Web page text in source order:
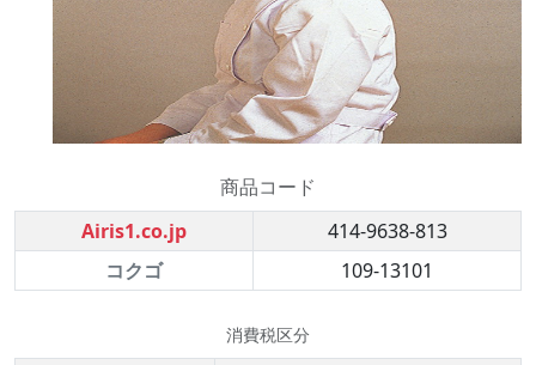
商品コード
Airis1.co.jp
414-9638-813
コクゴ
109-13101
消費税区分